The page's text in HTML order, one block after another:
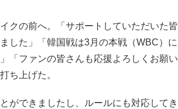
クの前へ。「サポートしていただいた皆
した」「韓国戦は3月の本戦（WBC）に
「ファンの皆さんも応援よろしくお願い
ち上げた。
ができましたし、ルールにも対応してき